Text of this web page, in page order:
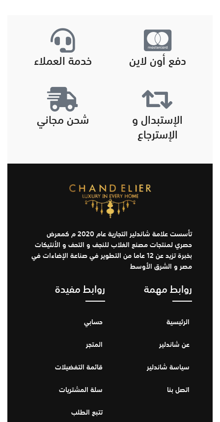
دفع أون لاين خدمة العملاء
الإستبدال و
الإسترجاع
شحن مجاني
تأسست علامة شاندلير التجارية عام 2020 م كمعرض
حصري لمنتجات مصنع الغلاب للنجف و التحف و الأنتيكات
بخبرة تزيد عن 12 عاما من التطوير في صناعة الإضاءات في
مصر و الشرق الأوسط
روابط مهمة
الرئيسية
عن شاندلير
سياسة شاندلير
اتصل بنا
روابط مفيدة
حسابي
المتجر
قائمة التفضيلات
سلة المشتريات
تتبع الطلب